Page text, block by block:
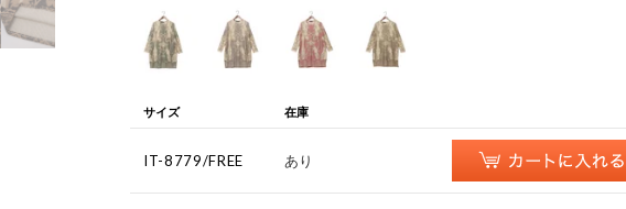
サイズ 在庫
IT-8779/FREE あり